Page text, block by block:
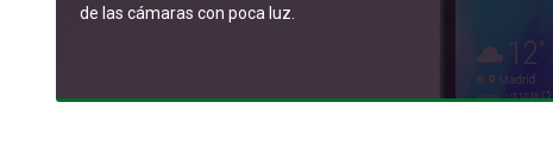
de las cámaras con poca luz.